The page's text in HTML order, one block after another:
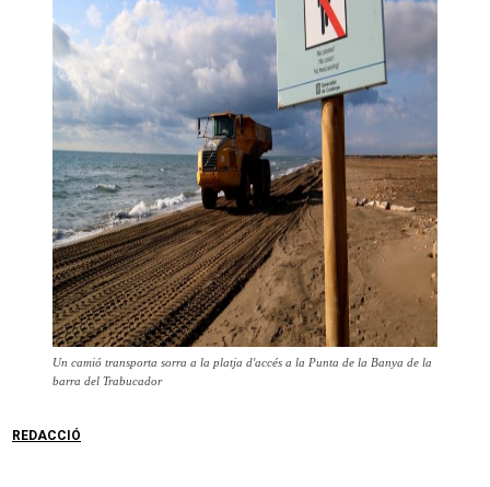
Un camió transporta sorra a la platja d'accés a la Punta de la Banya de la
barra del Trabucador
REDACCIÓ